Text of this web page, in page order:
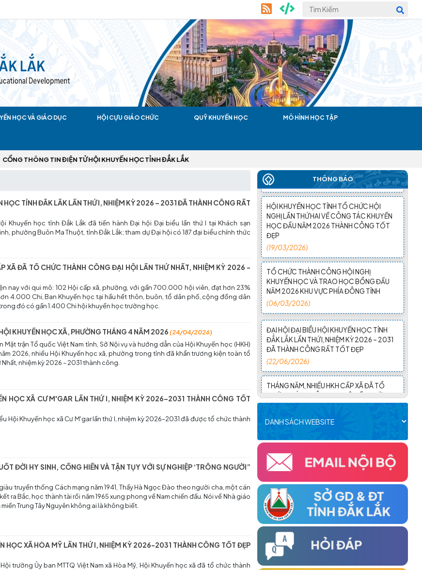
HỌC VÀ GIÁO DỤC HỘI CỰU GIÁO CHỨC QUỸ KHUYẾN HỌC MÔ HÌNH HỌC TẬP
TIN ĐIỆN TỬ HỘI KHUYẾN HỌC TỈNH ĐẮK LẮK
HỌC TỈNH ĐẮK LẮK LẦN THỨ I, NHIỆM KỲ 2026 – 2031 ĐÃ THÀNH CÔNG RẤT
Khuyến học tỉnh Đắk Lắk đã tiến hành Đại hội Đại biểu lần thứ I tại Khách sạn
phường Buôn Ma Thuột, tỉnh Đắk Lắk; tham dự Đại hội có 187 đại biểu chính thức
XÃ ĐÃ TỔ CHỨC THÀNH CÔNG ĐẠI HỘI LẦN THỨ NHẤT, NHIỆM KỲ 2026 -
nay với qui mô: 102 Hội cấp xã, phường, với gần 700.000 hội viên, đạt hơn 23%
4.000 Chi, Ban Khuyến học tại hầu hết thôn, buôn, tổ dân phố, cộng đồng dân
đó có gần 1.400 Chi hội khuyến học trường học.
KHUYẾN HỌC XÃ, PHƯỜNG THÁNG 4 NĂM 2026(24/04/2026)
Mặt trận Tổ quốc Việt Nam tỉnh, Sở Nội vụ và hướng dẫn của Hội Khuyến học (HKH)
2026, nhiều Hội Khuyến học xã, phường trong tỉnh đã khẩn trương kiện toàn tổ
nhiệm kỳ 2026 – 2031 thành công.
HỌC XÃ CƯ M'GAR LẦN THỨ I, NHIỆM KỲ 2026–2031 THÀNH CÔNG TỐT
Hội Khuyến học xã Cư M'gar lần thứ I, nhiệm kỳ 2026–2031 đã được tổ chức thành
ĐỜI HY SINH, CỐNG HIẾN VÀ TẬN TỤY VỚI SỰ NGHIỆP ‘TRÔNG NGƯỜI”
truyền thống Cách mạng năm 1941, Thầy Hà Ngọc Đào theo người cha, một cán
ra Bắc, học thành tài rồi năm 1965 xung phong về Nam chiến đấu. Nói về Nhà giáo
Trung Tây Nguyên không ai là không biết.
HỌC XÃ HÒA MỸ LẦN THỨ I, NHIỆM KỲ 2026-2031 THÀNH CÔNG TỐT ĐẸP
trường Ủy ban MTTQ Việt Nam xã Hòa Mỹ, Hội Khuyến học xã đã tổ chức thành
THÔNG BÁO
ĐẠI HỘI ĐẠI BIỂU HỘI KHUYẾN HỌC XÃ
HÒA MỸ LẦN THỨ I, NHIỆM KỲ 2026-2031
THÀNH CÔNG TỐT ĐẸP
(27/03/2026)
Đại hội Đại biểu Hội Khuyến học phường
Tân An Lần thứ I, nhiệm kỳ 2026-2031
thành công tốt đẹp
(25/03/2026)
công tốt đẹp
HỘI KHUYẾN HỌC TỈNH TỔ CHỨC HỘI
NGHỊ LẦN THỨ HAI VỀ CÔNG TÁC KHUYẾN
HỌC ĐẦU NĂM 2026 THÀNH CÔNG TỐT
ĐẸP
(19/03/2026)
TỔ CHỨC THÀNH CÔNG HỘI NGHỊ
KHUYẾN HỌC VÀ TRAO HỌC BỔNG ĐẦU
NĂM 2026 KHU VỰC PHÍA ĐÔNG TỈNH
(06/03/2026)
ĐẠI HỘI ĐẠI BIỂU HỘI KHUYẾN HỌC TỈNH
ĐẮK LẮK LẦN THỨ I, NHIỆM KỲ 2026 – 2031
ĐÃ THÀNH CÔNG RẤT TỐT ĐẸP
(22/06/2026)
THÁNG NĂM, NHIỀU HKH CẤP XÃ ĐÃ TỔ
CHỨC THÀNH CÔNG ĐẠI HỘI LẦN THỨ
NHẤT, NHIỆM KỲ 2026 - 2031
TIN NHANH ĐẠI HỘI ĐẠI BIỂU HỘI KHUYẾN
HỌC XÃ, PHƯỜNG THÁNG 4 NĂM 2026
(24/04/2026)
ĐẠI HỘI ĐẠI BIỂU HỘI KHUYẾN HỌC XÃ CƯ
THÀNH CÔNG TỐT ĐẸP
(09/04/2026)
NHÀ GIÁO HÀ NGỌC ĐÀO SUỐT ĐỜI HY
SINH, CỐNG HIẾN VÀ TẬN TỤY VỚI SỰ
NGHIỆP ‘TRÔNG NGƯỜI” ĐÃ ĐI XA MÃI
(03/04/2026)